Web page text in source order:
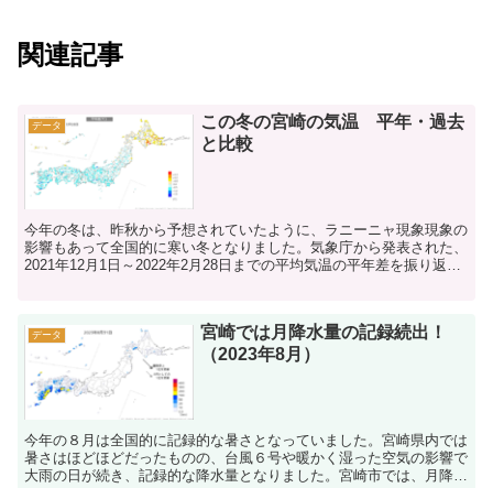
関連記事
データ
この冬の宮崎の気温 平年・過去
と比較
今年の冬は、昨秋から予想されていたように、ラニーニャ現象現象の
影響もあって全国的に寒い冬となりました。気象庁から発表された、
2021年12月1日～2022年2月28日までの平均気温の平年差を振り返っ
データ
宮崎では月降水量の記録続出！
（2023年8月）
今年の８月は全国的に記録的な暑さとなっていました。宮崎県内では
暑さはほどほどだったものの、台風６号や暖かく湿った空気の影響で
大雨の日が続き、記録的な降水量となりました。宮崎市では、月降水